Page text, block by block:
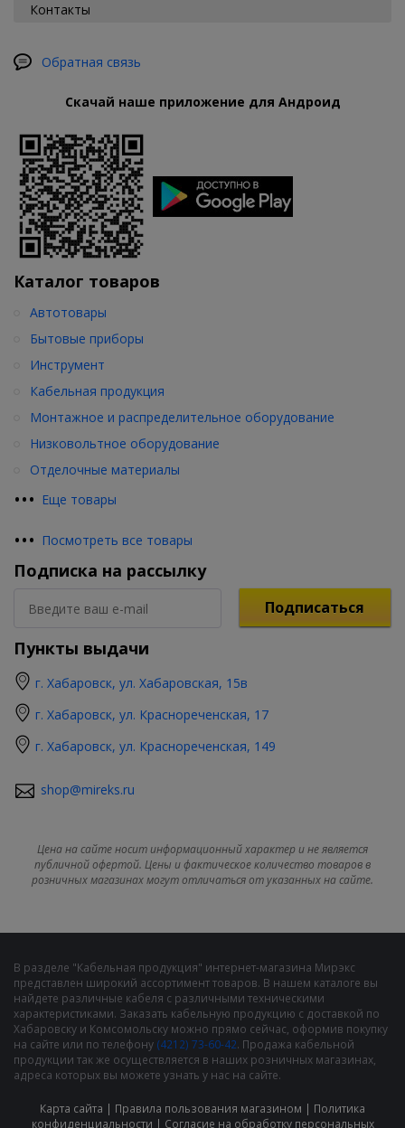
Контакты
Обратная связь
Скачай наше приложение для Андроид
Каталог товаров
••• Еще товары
Автотовары
Бытовые приборы
Инструмент
Кабельная продукция
Монтажное и распределительное оборудование
Низковольтное оборудование
Отделочные материалы
••• Посмотреть все товары
Подписка на рассылку
Подписаться
Пункты выдачи
г. Хабаровск, ул. Хабаровская, 15в
г. Хабаровск, ул. Краснореченская, 17
г. Хабаровск, ул. Краснореченская, 149
shop@mireks.ru
Цена на сайте носит информационный характер и не является
публичной офертой. Цены и фактическое количество товаров в
розничных магазинах могут отличаться от указанных на сайте.
В разделе "Кабельная продукция" интернет-магазина Мирэкс
представлен широкий ассортимент товаров. В нашем каталоге вы
найдете различные кабеля с различными техническими
характеристиками. Заказать кабельную продукцию с доставкой по
Хабаровску и Комсомольску можно прямо сейчас, оформив покупку
на сайте или по телефону (4212) 73-60-42. Продажа кабельной
продукции так же осуществляется в наших розничных магазинах,
адреса которых вы можете узнать у нас на сайте.
Карта сайта | Правила пользования магазином | Политика
конфиденциальности | Cогласие на обработку персональных